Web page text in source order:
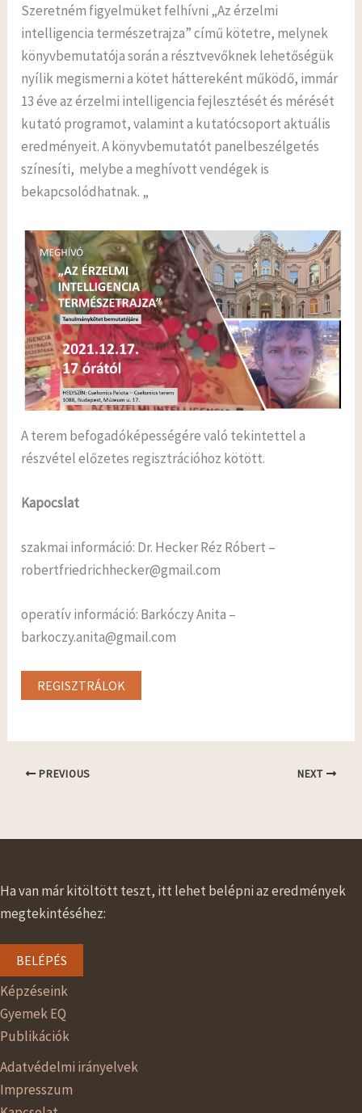
Szeretném figyelmüket felhívni „Az érzelmi
intelligencia természetrajza” című kötetre, melynek
könyvbemutatója során a résztvevőknek lehetőségük
nyílik megismerni a kötet háttereként működő, immár
13 éve az érzelmi intelligencia fejlesztését és mérését
kutató programot, valamint a kutatócsoport aktuális
eredményeit. A könyvbemutatót panelbeszélgetés
színesíti, melybe a meghívott vendégek is
bekapcsolódhatnak. „
A terem befogadóképességére való tekintettel a
részvétel előzetes regisztrációhoz kötött.
Kapocslat
szakmai információ: Dr. Hecker Réz Róbert –
robertfriedrichhecker@gmail.com
operatív információ: Barkóczy Anita –
barkoczy.anita@gmail.com
REGISZTRÁLOK
PREVIOUS NEXT
Ha van már kitöltött teszt, itt lehet belépni az eredmények
megtekintéséhez:
BELÉPÉS
Képzéseink
Gyemek EQ
Publikációk
Adatvédelmi irányelvek
Impresszum